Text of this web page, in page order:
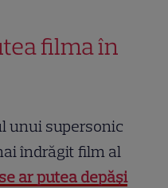
filma în
unui supersonic
îndrăgit film al
ar putea depăși